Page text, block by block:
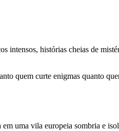
intensos, histórias cheias de
quem curte enigmas quanto
uma vila europeia sombria e